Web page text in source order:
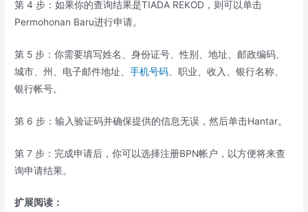
第 4 步：如果你的查询结果是TIADA REKOD，则可以单击
Permohonan Baru进行申请。
第 5 步：你需要填写姓名、身份证号、性别、地址、邮政编码、
城市、州、电子邮件地址、手机号码 、职业、收入、银行名称、
银行帐号。
第 6 步：输入验证码并确保提供的信息无误，然后单击Hantar。
第 7 步：完成申请后，你可以选择注册BPN帐户，以方便将来查
询申请结果。
扩展阅读：